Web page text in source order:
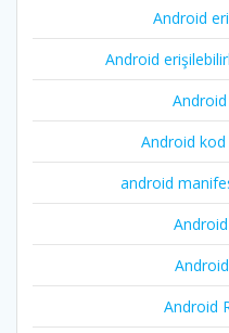
Android
Android
Android kod
android
Android